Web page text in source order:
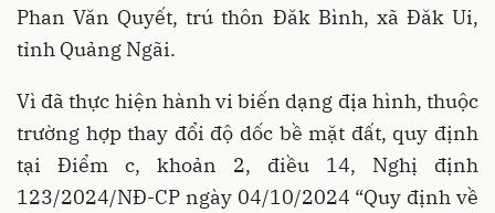
Phan Văn Quyết, trú thôn Đăk Bình, xã Đăk Ui,
tỉnh Quảng Ngãi.
Vì đã thực hiện hành vi biến dạng địa hình, thuộc
trường hợp thay đổi độ dốc bề mặt đất, quy định
tại Điểm c, khoản 2, điều 14, Nghị định
123/2024/NĐ-CP ngày 04/10/2024 “Quy định về